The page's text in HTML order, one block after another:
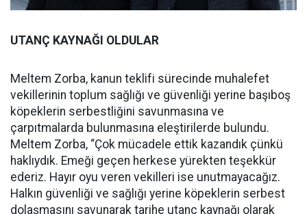
UTANÇ KAYNAĞI OLDULAR
Meltem Zorba, kanun teklifi sürecinde muhalefet
vekillerinin toplum sağlığı ve güvenliği yerine başıboş
köpeklerin serbestliğini savunmasına ve
çarpıtmalarda bulunmasına eleştirilerde bulundu.
Meltem Zorba, “Çok mücadele ettik kazandık çünkü
haklıydık. Emeği geçen herkese yürekten teşekkür
ederiz. Hayır oyu veren vekilleri ise unutmayacağız.
Halkın güvenliği ve sağlığı yerine köpeklerin serbest
dolaşmasını savunarak tarihe utanç kaynağı olarak